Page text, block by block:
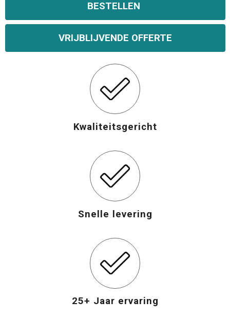
BESTELLEN
VRIJBLIJVENDE OFFERTE
Kwaliteitsgericht
Snelle levering
25+ Jaar ervaring